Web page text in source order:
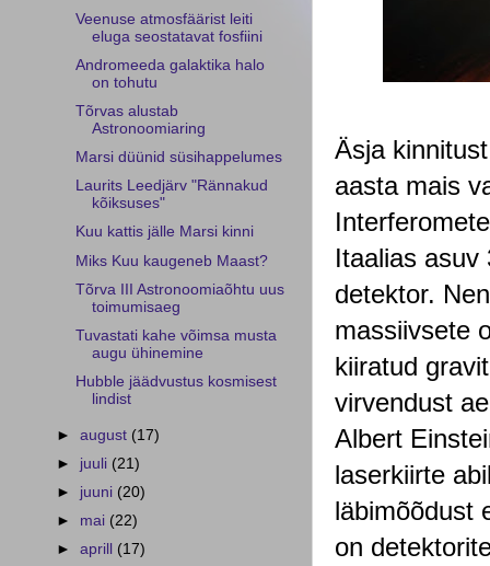
Äsja
aasta mais
Itaalias asuv
detektor.
massiivsete
kiiratud
virvendust
Albert
laserkiirte
läbimõõdust
on
Veenuse atmosfäärist leiti
eluga seostatavat fosfiini
Andromeeda galaktika halo
on tohutu
Tõrvas alustab
Astronoomiaring
Marsi düünid süsihappelumes
Laurits Leedjärv "Rännakud
kõiksuses"
Kuu kattis jälle Marsi kinni
Miks Kuu kaugeneb Maast?
Tõrva III Astronoomiaõhtu uus
toimumisaeg
Tuvastati kahe võimsa musta
augu ühinemine
Hubble jäädvustus kosmisest
lindist
►august (17)
► juuli (21)
► juuni (20)
► mai (22)
►aprill (17)